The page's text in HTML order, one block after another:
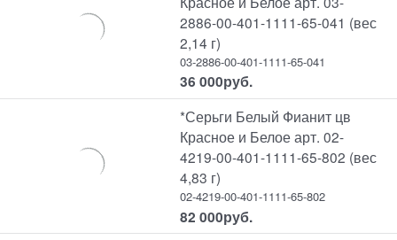
2886-00-401-1111-65-041 (вес
2,14 г)
03-2886-00-401-1111-65-041
36 000руб.
*Серьги Белый Фианит цв
Красное и Белое арт. 02-
4219-00-401-1111-65-802 (вес
4,83 г)
02-4219-00-401-1111-65-802
82 000руб.